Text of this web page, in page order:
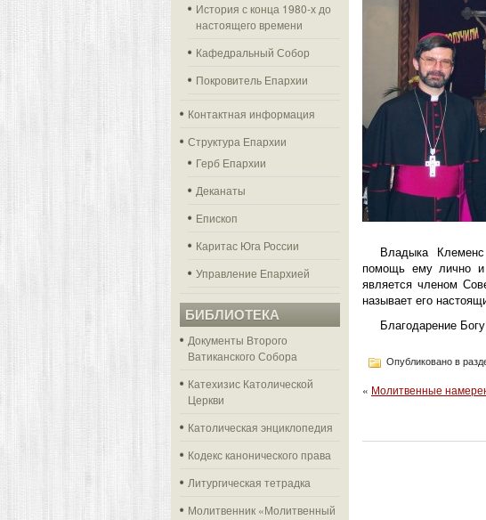
История с конца 1980-х до
настоящего времени
Кафедральный Собор
Покровитель Епархии
Контактная информация
Структура Епархии
Герб Епархии
Деканаты
Епископ
Каритас Юга России
Управление Епархией
БИБЛИОТЕКА
Документы Второго
Ватиканского Собора
Катехизис Католической
Церкви
Католическая энциклопедия
Кодекс канонического права
Литургическая тетрадка
Молитвенник «Молитвенный
Владыка
помощь ему лично и
является членом
называет его
Благодарение
Опубликовано в
« Молитвенные